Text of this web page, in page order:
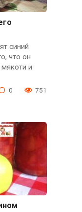
синий
что он
и
0 751